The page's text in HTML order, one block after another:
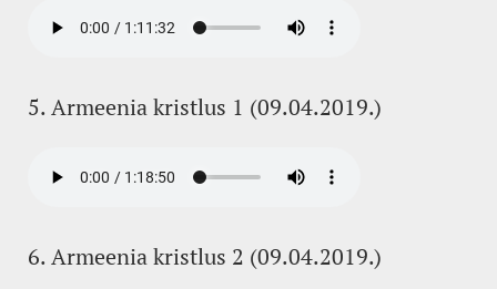
5. Armeenia kristlus 1 (09.04.2019.)
6. Armeenia kristlus 2 (09.04.2019.)